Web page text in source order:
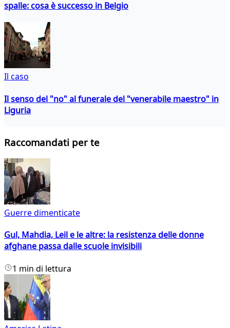
spalle: cosa è successo in Belgio
Il caso
Il senso del "no" al funerale del "venerabile maestro" in
Liguria
Raccomandati per te
Guerre dimenticate
Gul, Mahdia, Leil e le altre: la resistenza delle donne
afghane passa dalle scuole invisibili
1 min di lettura